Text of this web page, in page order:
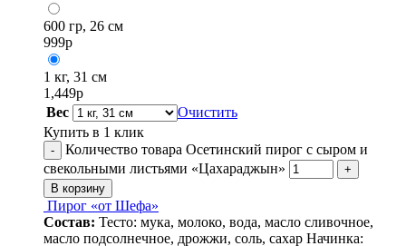
600 гр, 26 см
999р
1 кг, 31 см
1,449р
Вес
Очистить
Купить в 1 клик
-
Количество товара Осетинский пирог с сыром и
свекольными листьями «Цахараджын»
+
В корзину
Пирог «от Шефа»
Состав: Тесто: мука, молоко, вода, масло сливочное,
масло подсолнечное, дрожжи, соль, сахар Начинка: